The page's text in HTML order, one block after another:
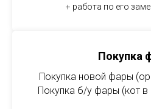
+ работа по его
Покупка
Покупка новой фары
Покупка б/у фары (кот